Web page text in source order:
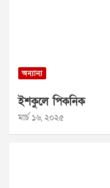
অন্যান্য
ইশকুলে পিকনিক
মার্চ ১৬, ২০২৫